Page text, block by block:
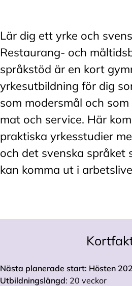
Lär dig ett yrke och
Restaurang- och
språkstöd är en kort
yrkesutbildning för dig
som modersmål och
mat och service. Här
praktiska yrkesstudier
och det svenska språket
kan komma ut i
Nästa planerade start: Hösten
Utbildningslängd: 20 veckor